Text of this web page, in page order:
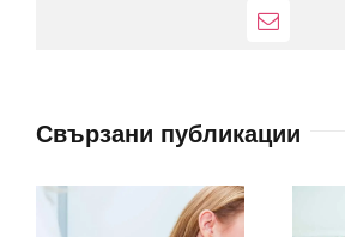
Свързани публикации